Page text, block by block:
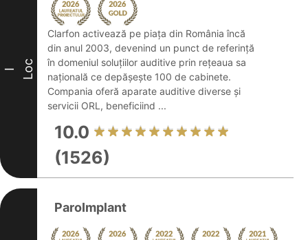
I Loc
Clarfon activează pe piața din România încă
din anul 2003, devenind un punct de referință
în domeniul soluțiilor auditive prin rețeaua sa
națională ce depășește 100 de cabinete.
Compania oferă aparate auditive diverse și
servicii ORL, beneficiind ...
10.0
(1526)
ParoImplant